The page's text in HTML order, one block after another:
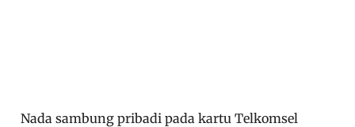
Nada sambung pribadi pada kartu Telkomsel